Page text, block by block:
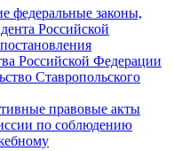
федеральные законы,
Российской
Российской Федерации
Ставропольского
правовые акты
по соблюдению